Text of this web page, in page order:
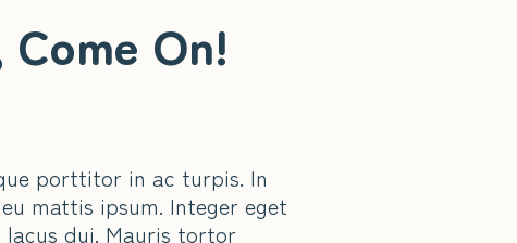
On!
porttitor in ac turpis. In
mattis ipsum. Integer eget
lacus dui. Mauris tortor